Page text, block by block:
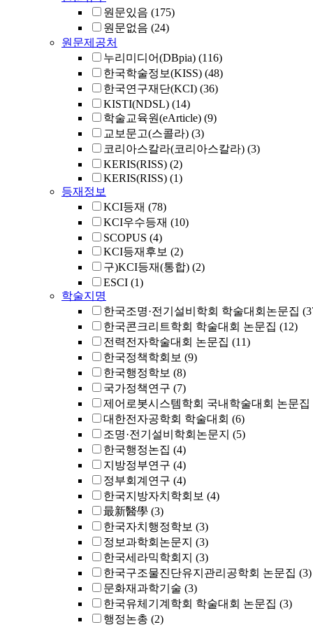
원문있음 (175)
원문없음 (24)
원문제공처
누리미디어(DBpia) (116)
한국학술정보(KISS) (48)
한국연구재단(KCI) (36)
KISTI(NDSL) (14)
학술교육원(eArticle) (9)
교보문고(스콜라) (3)
코리아스칼라(코리아스칼라) (3)
KERIS(RISS) (2)
KERIS(RISS) (1)
등재정보
KCI등재 (78)
KCI우수등재 (10)
SCOPUS (4)
KCI등재후보 (2)
구)KCI등재(통합) (2)
ESCI (1)
학술지명
한국조명·전기설비학회 학술대회논문집
한국콘크리트학회 학술대회 논문집 (12)
전력전자학술대회 논문집 (11)
한국정책학회보 (9)
한국행정학보 (8)
국가정책연구 (7)
제어로봇시스템학회 국내학술대회 논문집
대한전자공학회 학술대회 (6)
조명·전기설비학회논문지 (5)
한국행정논집 (4)
지방정부연구 (4)
정부회계연구 (4)
한국지방자치학회보 (4)
最新醫學 (3)
한국자치행정학보 (3)
정보과학회논문지 (3)
한국세라믹학회지 (3)
한국구조물진단유지관리공학회 논문집 (3)
문화재과학기술 (3)
한국유체기계학회 학술대회 논문집 (3)
행정논총 (2)